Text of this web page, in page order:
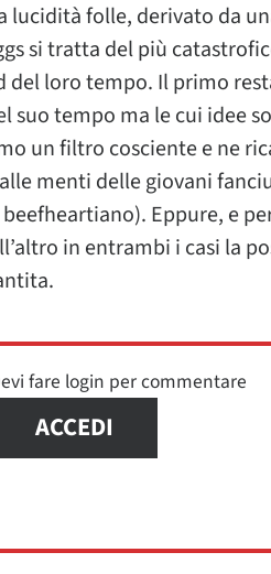
lucidità folle, derivato da
si tratta del più
del loro tempo. Il primo
suo tempo ma le cui idee
un filtro cosciente e ne
menti delle giovani
Eppure, e
in entrambi i casi la
fare login per commentare
ACCEDI